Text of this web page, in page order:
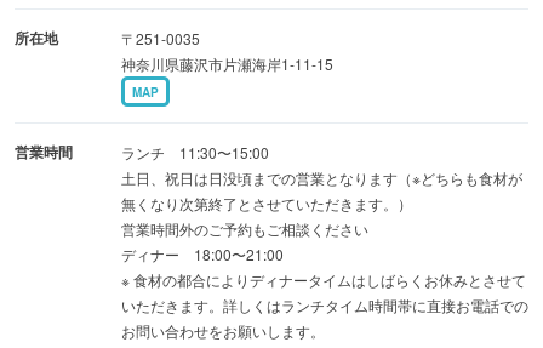
み中
所在地
〒251-0035
神奈川県藤沢市片瀬海岸1-11-15
MAP
営業時間
ランチ 11:30〜15:00
土日、祝日は日没頃までの営業となります（※どちらも食材が
無くなり次第終了とさせていただきます。）
営業時間外のご予約もご相談ください
ディナー 18:00〜21:00
※ 食材の都合によりディナータイムはしばらくお休みとさせて
いただきます。詳しくはランチタイム時間帯に直接お電話での
お問い合わせをお願いします。